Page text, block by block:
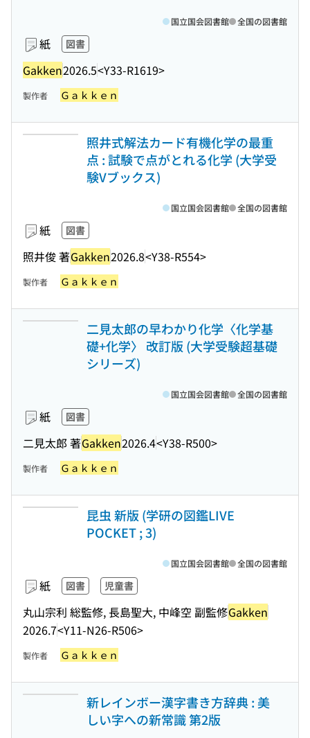
紙 図書
Gakken2026.5<Y33-R1619>
国立国会図書館 全国の図書館
製作者 Ｇａｋｋｅｎ
照井式解法カード有機化学の最重
点 : 試験で点がとれる化学 (大学受
験Vブックス)
紙 図書
照井俊 著Gakken2026.8<Y38-R554>
国立国会図書館 全国の図書館
製作者 Ｇａｋｋｅｎ
二見太郎の早わかり化学〈化学基
礎+化学〉 改訂版 (大学受験超基礎
シリーズ)
紙 図書
二見太郎 著Gakken2026.4<Y38-R500>
国立国会図書館 全国の図書館
製作者 Ｇａｋｋｅｎ
昆虫 新版 (学研の図鑑LIVE
POCKET ; 3)
紙 図書 児童書
丸山宗利 総監修, 長島聖大, 中峰空 副監修Gakken
2026.7<Y11-N26-R506>
国立国会図書館 全国の図書館
製作者 Ｇａｋｋｅｎ
新レインボー漢字書き方辞典 : 美
しい字への新常識 第2版